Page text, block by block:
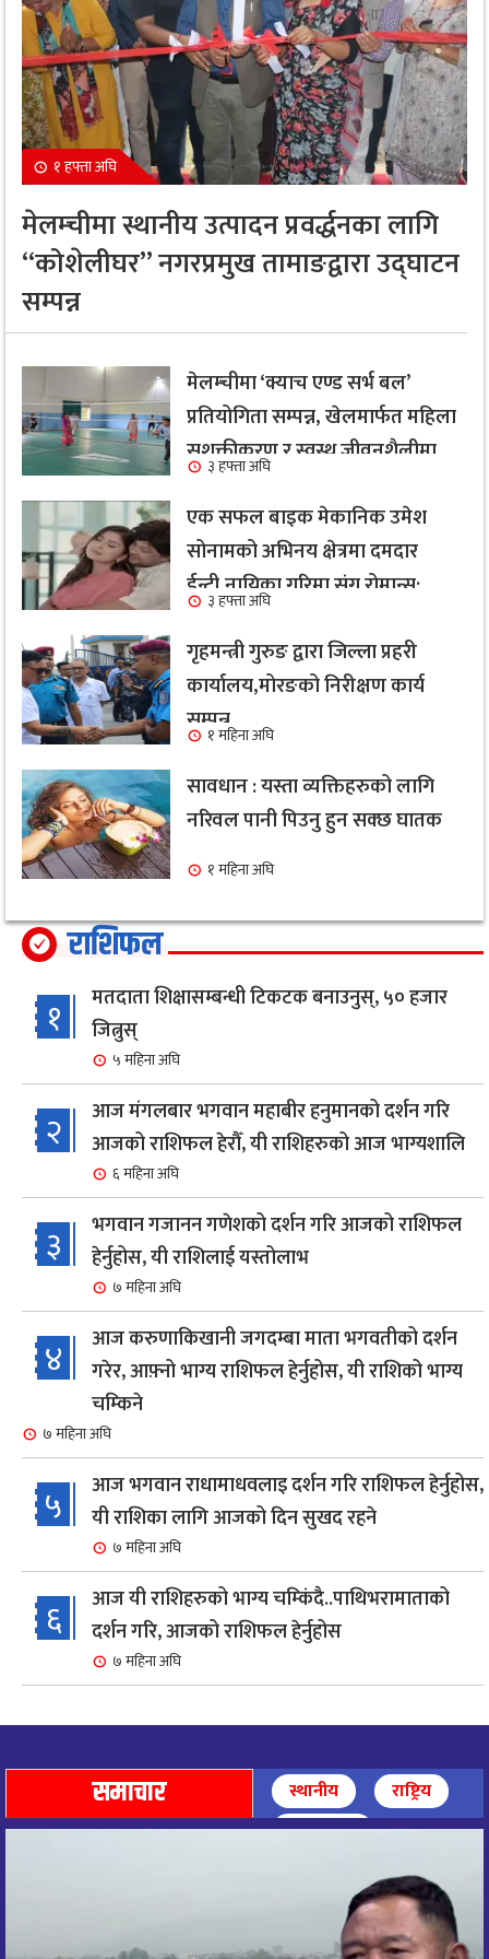
१ हफ्ता अघि
मेलम्चीमा स्थानीय उत्पादन प्रवर्द्धनका लागि
“कोशेलीघर” नगरप्रमुख तामाङद्वारा उद्घाटन
सम्पन्न
मेलम्चीमा ‘क्याच एण्ड सर्भ बल’
प्रतियोगिता सम्पन्न, खेलमार्फत महिला
सशक्तीकरण र स्वस्थ जीवनशैलीमा
जोड
३ हफ्ता अघि
एक सफल बाइक मेकानिक उमेश
सोनामको अभिनय क्षेत्रमा दमदार
ईन्ट्री,नायिका गरिमा संग रोमान्स:
हेर्नुहोस भिडियो ।
३ हफ्ता अघि
गृहमन्त्री गुरुङ द्वारा जिल्ला प्रहरी
कार्यालय,मोरङको निरीक्षण कार्य
सम्पन्न१ महिना अघि
सावधान : यस्ता व्यक्तिहरुको लागि
नरिवल पानी पिउनु हुन सक्छ घातक
१ महिना अघि
राशिफल
१
मतदाता शिक्षासम्बन्धी टिकटक बनाउनुस्, ५० हजार
जित्नुस्
५ महिना अघि
२
आज मंगलबार भगवान महाबीर हनुमानको दर्शन गरि
आजको राशिफल हेरौँ, यी राशिहरुको आज भाग्यशालि
६ महिना अघि
३
भगवान गजानन गणेशको दर्शन गरि आजको राशिफल
हेर्नुहोस, यी राशिलाई यस्तोलाभ
७ महिना अघि
४
आज करुणाकिखानी जगदम्बा माता भगवतीको दर्शन
गरेर, आफ़्नो भाग्य राशिफल हेर्नुहोस, यी राशिको भाग्य
चम्किने
७ महिना अघि
५
आज भगवान राधामाधवलाइ दर्शन गरि राशिफल हेर्नुहोस,
यी राशिका लागि आजको दिन सुखद रहने
७ महिना अघि
६
आज यी राशिहरुको भाग्य चम्किंदै..पाथिभरामाताको
दर्शन गरि, आजको राशिफल हेर्नुहोस
७ महिना अघि
७
८ महिना अघि
८
आज पाथिभारा माताको दर्शन गरि, दिनको सुरुवात गर्दै,
आज माताभगवती जगज्जननी पाथिभरादेवीको दर्शन गरि
समाचार स्थानीय
राष्ट्रिय
अन्तर्राष्ट्रिय